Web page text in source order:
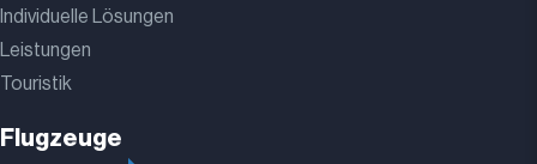
Individuelle Lösungen
Leistungen
Touristik
Flugzeuge